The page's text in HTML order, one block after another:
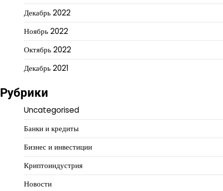
Декабрь 2022
Ноябрь 2022
Октябрь 2022
Декабрь 2021
Рубрики
Uncategorised
Банки и кредиты
Бизнес и инвестиции
Криптоиндустрия
Новости